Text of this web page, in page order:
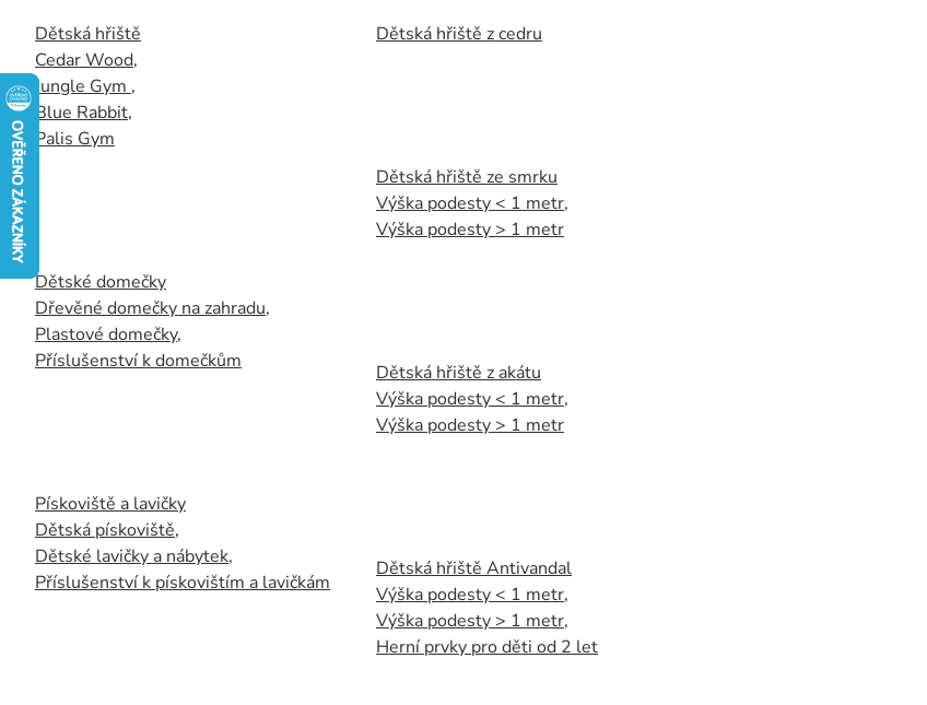
Dětská hřiště
Cedar Wood,
Jungle Gym ,
Blue Rabbit,
Palis Gym
Dětské domečky
Dřevěné domečky na zahradu,
Plastové domečky,
Příslušenství k domečkům
Pískoviště a lavičky
Dětská pískoviště,
Dětské lavičky a nábytek,
Příslušenství k pískovištím a lavičkám
Dětská hřiště z cedru
Dětská hřiště ze smrku
Výška podesty < 1 metr,
Výška podesty > 1 metr
Dětská hřiště z akátu
Výška podesty < 1 metr,
Výška podesty > 1 metr
Dětská hřiště Antivandal
Výška podesty < 1 metr,
Výška podesty > 1 metr,
Herní prvky pro děti od 2 let